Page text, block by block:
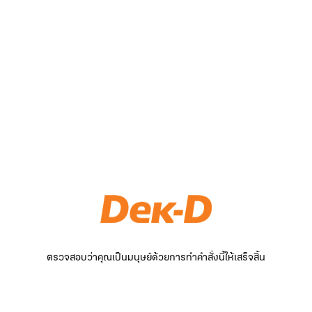
ตรวจสอบว่าคุณเป็นมนุษย์ด้วยการทำคำสั่งนี้ให้เสร็จสิ้น